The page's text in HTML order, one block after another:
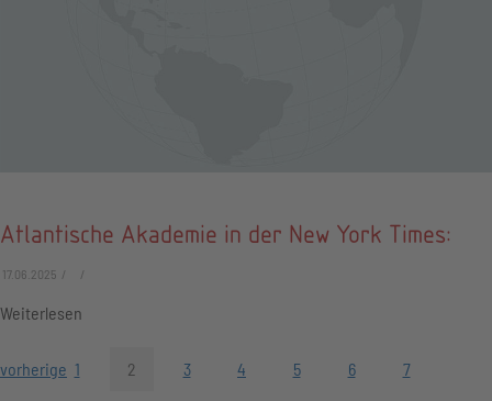
Atlantische Akademie in der New York Times:
17.06.2025
Weiterlesen
vorherige 1 2 3 4 5 6 7